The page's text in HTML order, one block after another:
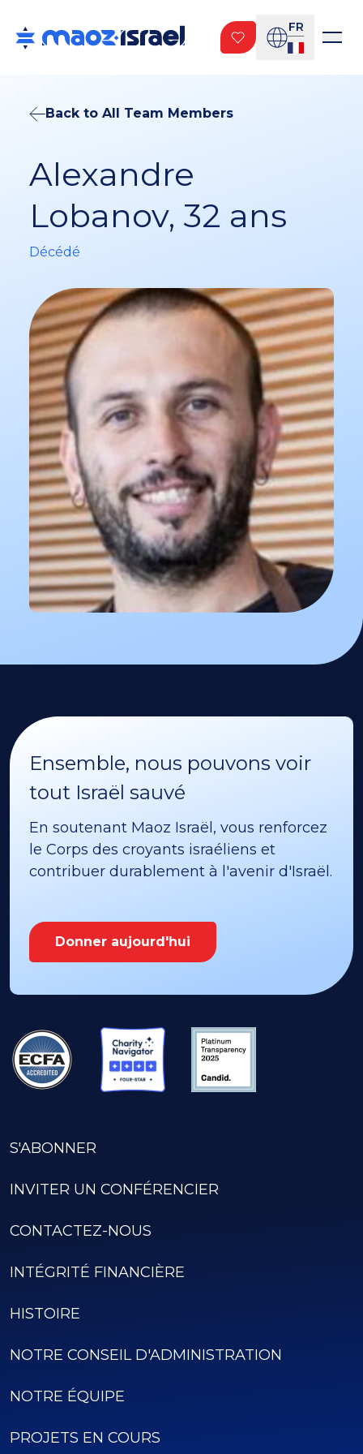
FR
Back to All Team Members
Alexandre
Lobanov, 32 ans
Décédé
Ensemble, nous pouvons voir
tout Israël sauvé
En soutenant Maoz Israël, vous renforcez
le Corps des croyants israéliens et
contribuer durablement à l'avenir d'Israël.
Donner aujourd'hui
S'ABONNER
INVITER UN CONFÉRENCIER
CONTACTEZ-NOUS
INTÉGRITÉ FINANCIÈRE
HISTOIRE
NOTRE CONSEIL D'ADMINISTRATION
NOTRE ÉQUIPE
PROJETS EN COURS